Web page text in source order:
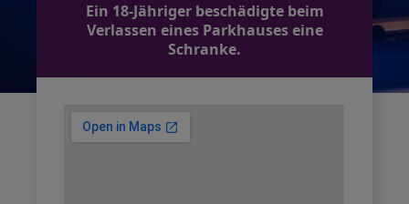
Ein 18-Jähriger beschädigte beim
Verlassen eines Parkhauses eine
Schranke.